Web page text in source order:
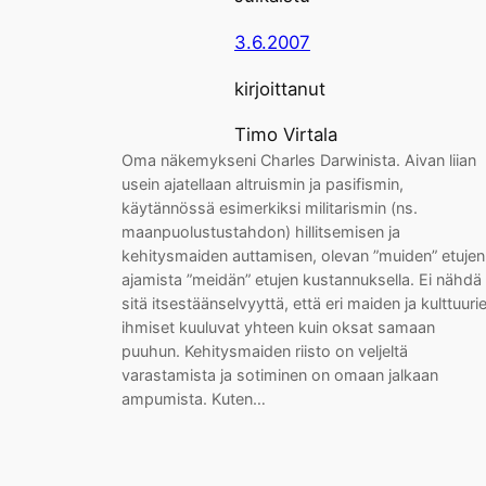
3.6.2007
kirjoittanut
Timo Virtala
Oma näkemykseni Charles Darwinista. Aivan liian
usein ajatellaan altruismin ja pasifismin,
käytännössä esimerkiksi militarismin (ns.
maanpuolustustahdon) hillitsemisen ja
kehitysmaiden auttamisen, olevan ”muiden” etujen
ajamista ”meidän” etujen kustannuksella. Ei nähdä
sitä itsestäänselvyyttä, että eri maiden ja
ihmiset kuuluvat yhteen kuin oksat samaan
puuhun. Kehitysmaiden riisto on veljeltä
varastamista ja sotiminen on omaan jalkaan
ampumista. Kuten…